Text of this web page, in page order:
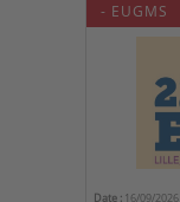
- EUGMS
Date : 16/09/2026